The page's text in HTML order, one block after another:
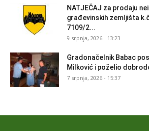
NATJEČAJ za prodaju
građevinskih zemljišta
7109/2...
9 srpnja, 2026 - 13:23
Gradonačelnik Babac
Milković i poželio
7 srpnja, 2026 - 15:37